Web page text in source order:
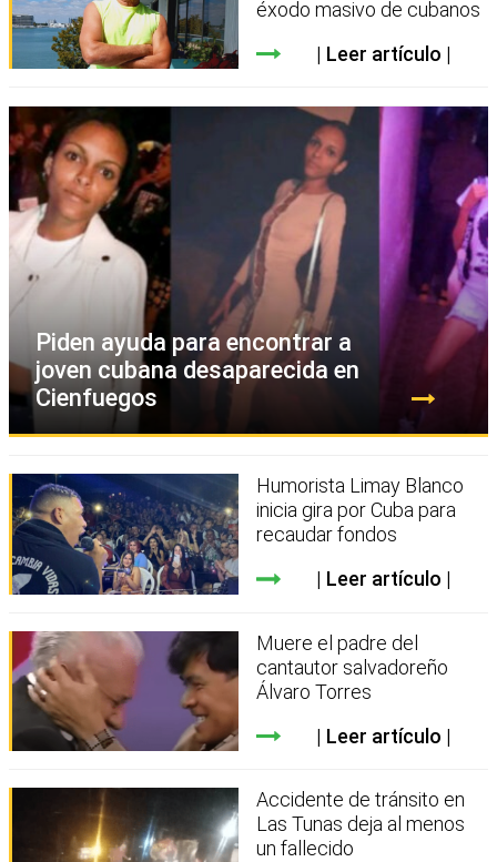
éxodo masivo de cubanos
Leer artículo
Piden ayuda para encontrar a
joven cubana desaparecida en
Cienfuegos
Humorista Limay Blanco
inicia gira por Cuba para
recaudar fondos
Leer artículo
Muere el padre del
cantautor salvadoreño
Álvaro Torres
Leer artículo
Accidente de tránsito en
Las Tunas deja al menos
un fallecido